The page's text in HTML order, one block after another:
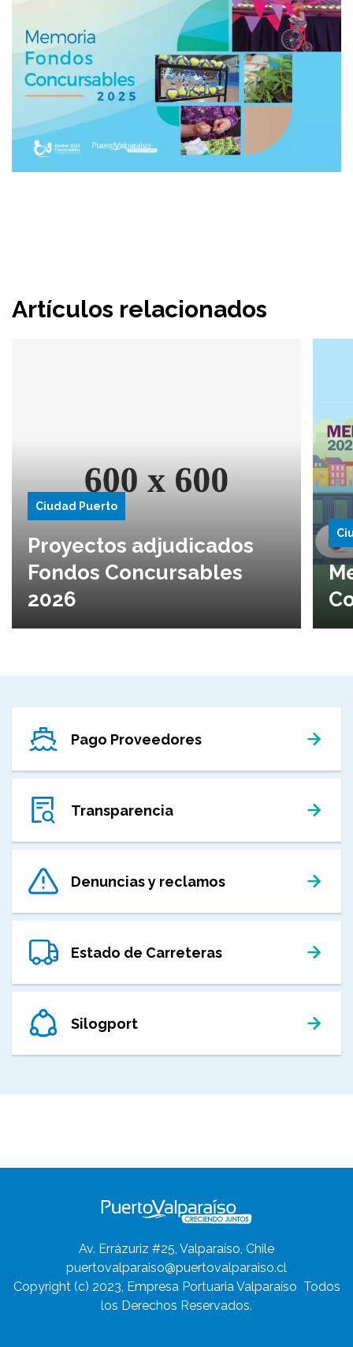
Artículos relacionados
Ciudad Puerto
Proyectos adjudicados
Fondos Concursables
2026
Pago Proveedores
Transparencia
Denuncias y reclamos
Estado de Carreteras
Silogport
Av. Errázuriz #25, Valparaíso, Chile
puertovalparaiso@puertovalparaiso.cl
Copyright (c) 2023, Empresa Portuaria Valparaíso Todos
los Derechos Reservados.